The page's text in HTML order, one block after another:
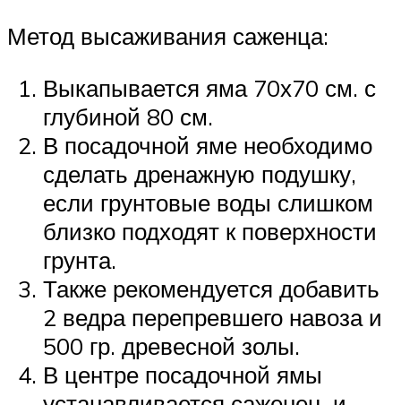
Метод высаживания саженца:
Выкапывается яма 70х70 см. с
глубиной 80 см.
В посадочной яме необходимо
сделать дренажную подушку,
если грунтовые воды слишком
близко подходят к поверхности
грунта.
Также рекомендуется добавить
2 ведра перепревшего навоза и
500 гр. древесной золы.
В центре посадочной ямы